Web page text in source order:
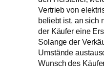
Vertrieb von
beliebt ist, an sich
der Käufer eine
Solange der
Umstände
Wunsch des